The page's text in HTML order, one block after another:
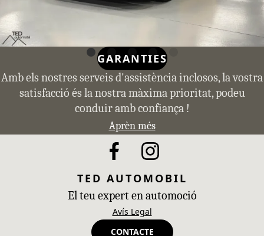
GARANTIES
Amb els nostres serveis d'assistència inclosos, la vostra
satisfacció és la nostra màxima prioritat, podeu
conduir amb confiança !
Aprèn més
TED AUTOMOBIL
El teu expert en automoció
Avís Legal
CONTACTE